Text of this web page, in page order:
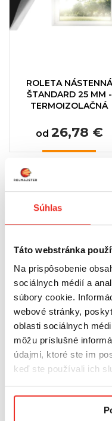
Súhlas
Táto webstránka
Na prispôsobenie
sociálnych médií a
súbory cookie.
webové stránky,
oblasti sociálnych
môžu príslušné
údajmi, ktoré ste im
keď ste používali ich
Podmienky ochrany
Garniže
Príslušenstvo pre
Nástenné rolety
Nástenné
Nástenné
Príslušenstvo pre
Rolety plisované /
Hliníkové žalúzie
Moskytiéry
ROLETA NÁSTENNÁ
ŠTANDARD 25 MM -
TERMOIZOLAČNÁ
od 26,78 €